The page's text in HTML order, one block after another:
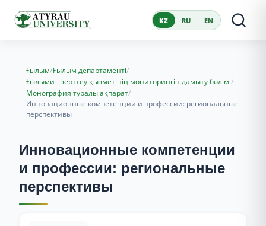
KZ RU EN
Ғылым/Ғылым департаменті/
Ғылыми - зерттеу қызметінің мониторингін дамыту бөлімі/
Монография туралы ақпарат/
Инновационные компетенции и профессии: региональные
перспективы
Инновационные компетенции
и профессии: региональные
перспективы